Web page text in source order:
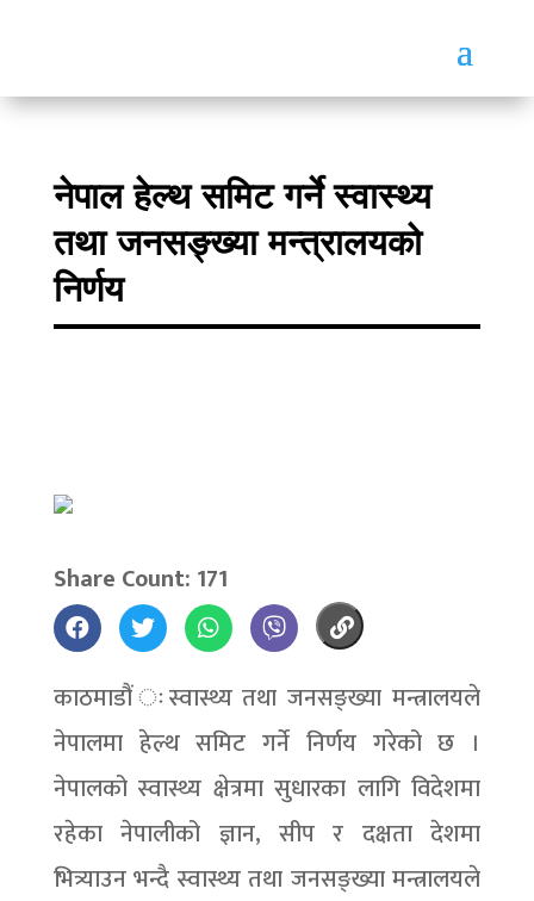
नेपाल हेल्थ समिट गर्ने स्वास्थ्य
तथा जनसङ्ख्या मन्त्रालयको
निर्णय
Share Count: 171
काठमाडौं ःस्वास्थ्य तथा जनसङ्ख्या मन्त्रालयले
नेपालमा हेल्थ समिट गर्ने निर्णय गरेको छ ।
नेपालको स्वास्थ्य क्षेत्रमा सुधारका लागि विदेशमा
रहेका नेपालीको ज्ञान, सीप र दक्षता देशमा
भित्र्याउन भन्दै स्वास्थ्य तथा जनसङ्ख्या मन्त्रालयले